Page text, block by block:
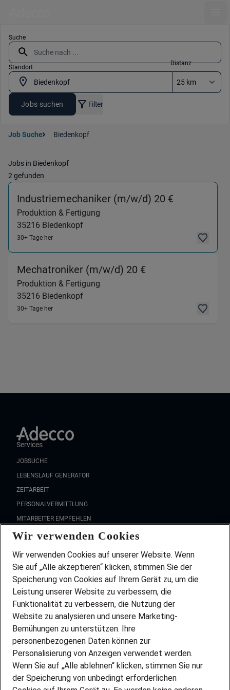
Suche
Standort
Distanz
Jobs suchen Filter
Job Suche Biedenkopf
Jobs in Biedenkopf
2 gefunden
Industriemechaniker (m/w/d) 20 €
Produktion & Fertigung
35216 Biedenkopf
30+ Tage her
Mechatroniker (m/w/d) 20 €
Produktion & Fertigung
35216 Biedenkopf
30+ Tage her
Services
JOBSUCHE
LEBENSLAUF GENERATOR
ZEITARBEIT
PERSONALVERMITTLUNG
MITARBEITER EMPFEHLEN
FAQ
Wir stellen ein!
DEINE BERUFSGRUPPE
DEINE LEBENSSITUATION
PARTNERSHIP WITH AIRBUS
INITIATIV BEWERBEN
ÜBER UNS
STANDORTE
BLOG
PRESSE
Wir verwenden Cookies
Wir verwenden Cookies auf unserer Website. Wenn
Sie auf „Alle akzeptieren“ klicken, stimmen Sie der
Speicherung von Cookies auf Ihrem Gerät zu, um die
Leistung unserer Website zu verbessern, die
Funktionalität zu verbessern, die Nutzung der
Website zu analysieren und unsere Marketing-
Bemühungen zu unterstützen. Ihre
personenbezogenen Daten können zur
Personalisierung von Anzeigen verwendet werden.
Wenn Sie auf „Alle ablehnen“ klicken, stimmen Sie nur
der Speicherung von unbedingt erforderlichen